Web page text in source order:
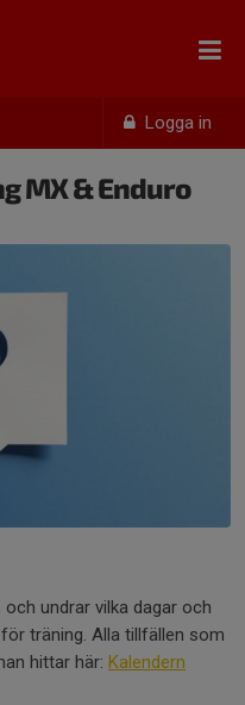
Logga in
MX & Enduro
undrar vilka dagar och
träning. Alla tillfällen som
hittar här: Kalendern